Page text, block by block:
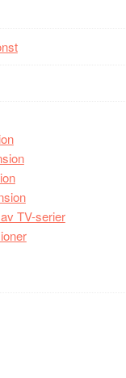
TV-serier